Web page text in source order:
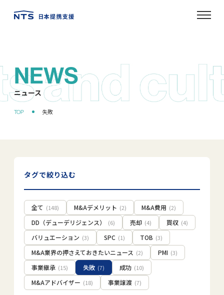
NEWS
ニュース
タグで絞り込む
全て (148) M&Aデメリット (2) M&A費用 (2)
DD（デューデリジェンス） (6) 売却 (4) 買収 (4)
バリュエーション (3) SPC (1) TOB (3)
M&A業界の押さえておきたいニュース (2) PMI (3)
事業継承 (15) 失敗 (7) 成功 (10)
M&Aアドバイザー (18) 事業譲渡 (7)